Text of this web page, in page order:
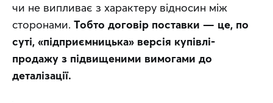
чи не випливає з характеру відносин між
сторонами. Тобто договір поставки — це, по
суті, «підприємницька» версія купівлі-
продажу з підвищеними вимогами до
деталізації.